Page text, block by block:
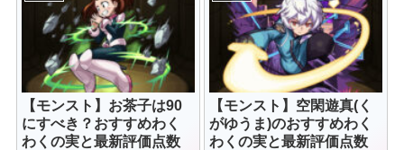
【モンスト】お茶子は90
にすべき？おすすめわく
わくの実と最新評価点数
【モンスト】空閑遊真(く
がゆうま)のおすすめわく
わくの実と最新評価点数